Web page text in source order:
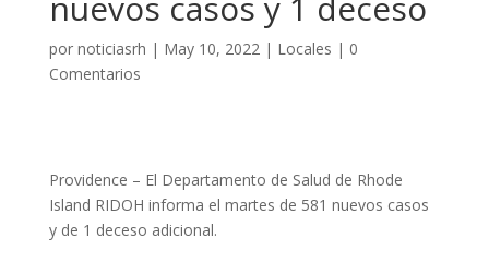
por noticiasrh | May 10, 2022| Locales | 0
Comentarios
Providence – El Departamento de Salud de Rhode
Island RIDOH informa el martes de 581 nuevos casos
y de 1 deceso adicional.